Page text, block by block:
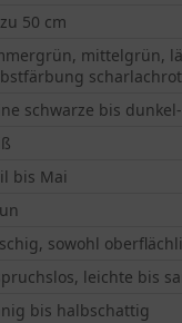
50 cm
mittelgrün,
scharlachrot
schwarze bis
bis Mai
sowohl
leichte bis
bis halbschattig